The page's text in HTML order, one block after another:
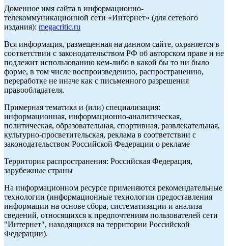
Доменное имя сайта в информационно-
телекоммуникационной сети «Интернет» (для сетевого
издания): megacritic.ru
Вся информация, размещенная на данном сайте, охраняется в
соответствии с законодательством РФ об авторском праве и не
подлежит использованию кем-либо в какой бы то ни было
форме, в том числе воспроизведению, распространению,
переработке не иначе как с письменного разрешения
правообладателя.
Примерная тематика и (или) специализация:
информационная, информационно-аналитическая,
политическая, образовательная, спортивная, развлекательная,
культурно-просветительская, реклама в соответствии с
законодательством Российской Федерации о рекламе
Территория распространения: Российская Федерация,
зарубежные страны
На информационном ресурсе применяются рекомендательные
технологии (информационные технологии предоставления
информации на основе сбора, систематизации и анализа
сведений, относящихся к предпочтениям пользователей сети
"Интернет", находящихся на территории Российской
Федерации).